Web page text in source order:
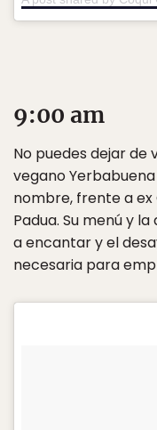
9:00 am
No puedes dejar
vegano
nombre, frente a ex
Padua. Su menú y
a encantar y el
necesaria para